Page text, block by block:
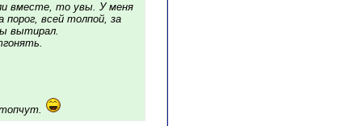
вместе, то увы. У меня
всей толпой, за
вытирал.